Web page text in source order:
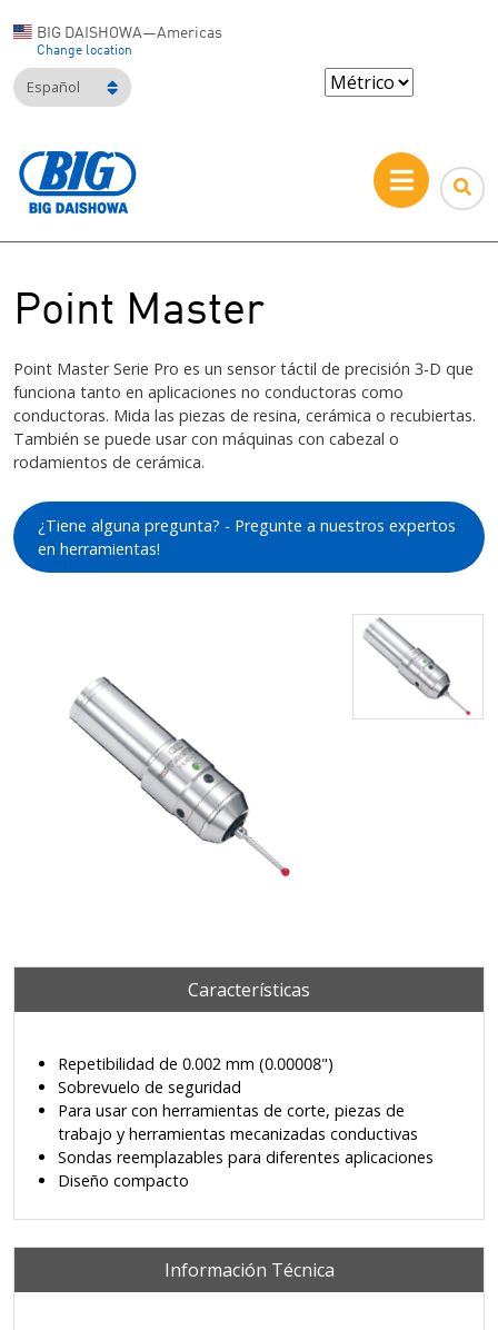
BIG DAISHOWA—Americas
Change location
Español
Point Master
Point Master Serie Pro es un sensor táctil de precisión 3-D que
funciona tanto en aplicaciones no conductoras como
conductoras. Mida las piezas de resina, cerámica o recubiertas.
También se puede usar con máquinas con cabezal o
rodamientos de cerámica.
¿Tiene alguna pregunta? - Pregunte a nuestros expertos
en herramientas!
Características
Repetibilidad de 0.002 mm (0.00008")
Sobrevuelo de seguridad
Para usar con herramientas de corte, piezas de
trabajo y herramientas mecanizadas conductivas
Sondas reemplazables para diferentes aplicaciones
Diseño compacto
Información Técnica